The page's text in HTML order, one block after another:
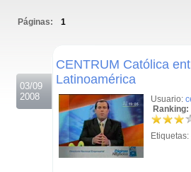
Páginas: 1
03/09
2008
CENTRUM Católica
Latinoamérica
Usuario:
Ranking:
Etiquetas: